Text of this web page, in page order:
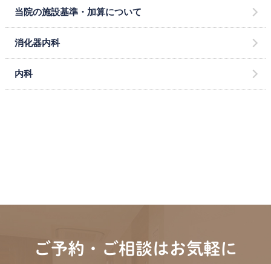
当院の施設基準・加算について
消化器内科
内科
ご予約・ご相談はお気軽に